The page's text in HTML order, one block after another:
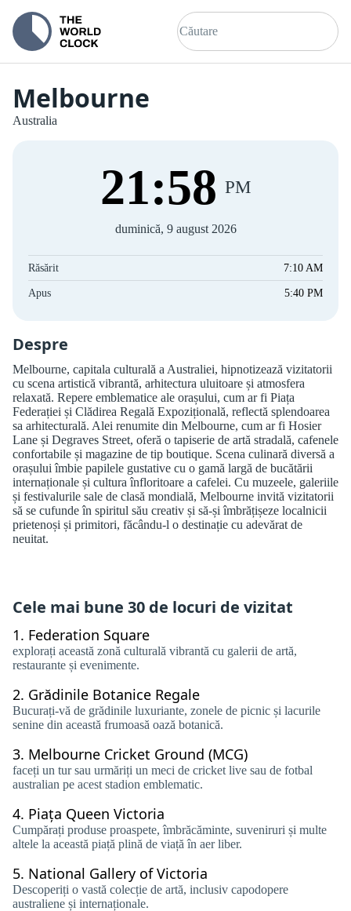
Melbourne
Australia
21:59 PM
duminică, 9 august 2026
Răsărit 7:10 AM
Apus 5:40 PM
Despre
Melbourne, capitala culturală a Australiei, hipnotizează vizitatorii
cu scena artistică vibrantă, arhitectura uluitoare și atmosfera
relaxată. Repere emblematice ale orașului, cum ar fi Piața
Federației și Clădirea Regală Expozițională, reflectă splendoarea
sa arhitecturală. Alei renumite din Melbourne, cum ar fi Hosier
Lane și Degraves Street, oferă o tapiserie de artă stradală, cafenele
confortabile și magazine de tip boutique. Scena culinară diversă a
orașului îmbie papilele gustative cu o gamă largă de bucătării
internaționale și cultura înfloritoare a cafelei. Cu muzeele, galeriile
și festivalurile sale de clasă mondială, Melbourne invită vizitatorii
să se cufunde în spiritul său creativ și să-și îmbrățișeze localnicii
prietenoși și primitori, făcându-l o destinație cu adevărat de
neuitat.
Cele mai bune 30 de locuri de vizitat
1. Federation Square
explorați această zonă culturală vibrantă cu galerii de artă,
restaurante și evenimente.
2. Grădinile Botanice Regale
Bucurați-vă de grădinile luxuriante, zonele de picnic și lacurile
senine din această frumoasă oază botanică.
3. Melbourne Cricket Ground (MCG)
faceți un tur sau urmăriți un meci de cricket live sau de fotbal
australian pe acest stadion emblematic.
4. Piața Queen Victoria
Cumpărați produse proaspete, îmbrăcăminte, suveniruri și multe
altele la această piață plină de viață în aer liber.
5. National Gallery of Victoria
Descoperiți o vastă colecție de artă, inclusiv capodopere
australiene și internaționale.